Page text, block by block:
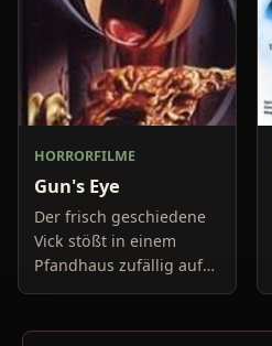
HORRORFILME
Gun's Eye
Der frisch geschiedene
Vick stößt in einem
Pfandhaus zufällig auf
eine alte deutsche
merkwürdige Art und